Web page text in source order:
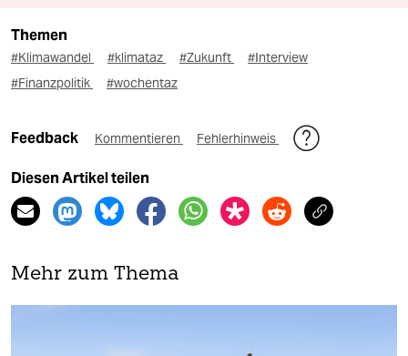
Themen
#Klimawandel #klimataz #Zukunft
#Interview
#Finanzpolitik
#wochentaz
Feedback Kommentieren Fehlerhinweis
Diesen Artikel teilen
Mehr zum Thema